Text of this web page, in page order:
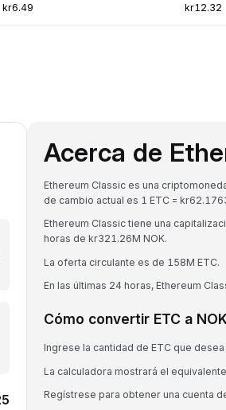
kr6.49 kr12.32
Acerca de
Ethereum Classic es una
de cambio actual es 1 ETC =
Ethereum Classic tiene una
horas de kr321.26M NOK.
La oferta circulante es de 158M ETC.
En las últimas 24 horas, Ethereum
Cómo convertir ETC a
Ingrese la cantidad de ETC que
La calculadora mostrará el
Regístrese para obtener una cuenta